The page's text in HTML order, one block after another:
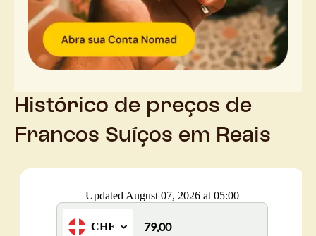
Histórico de preços de
Francos Suíços em Reais